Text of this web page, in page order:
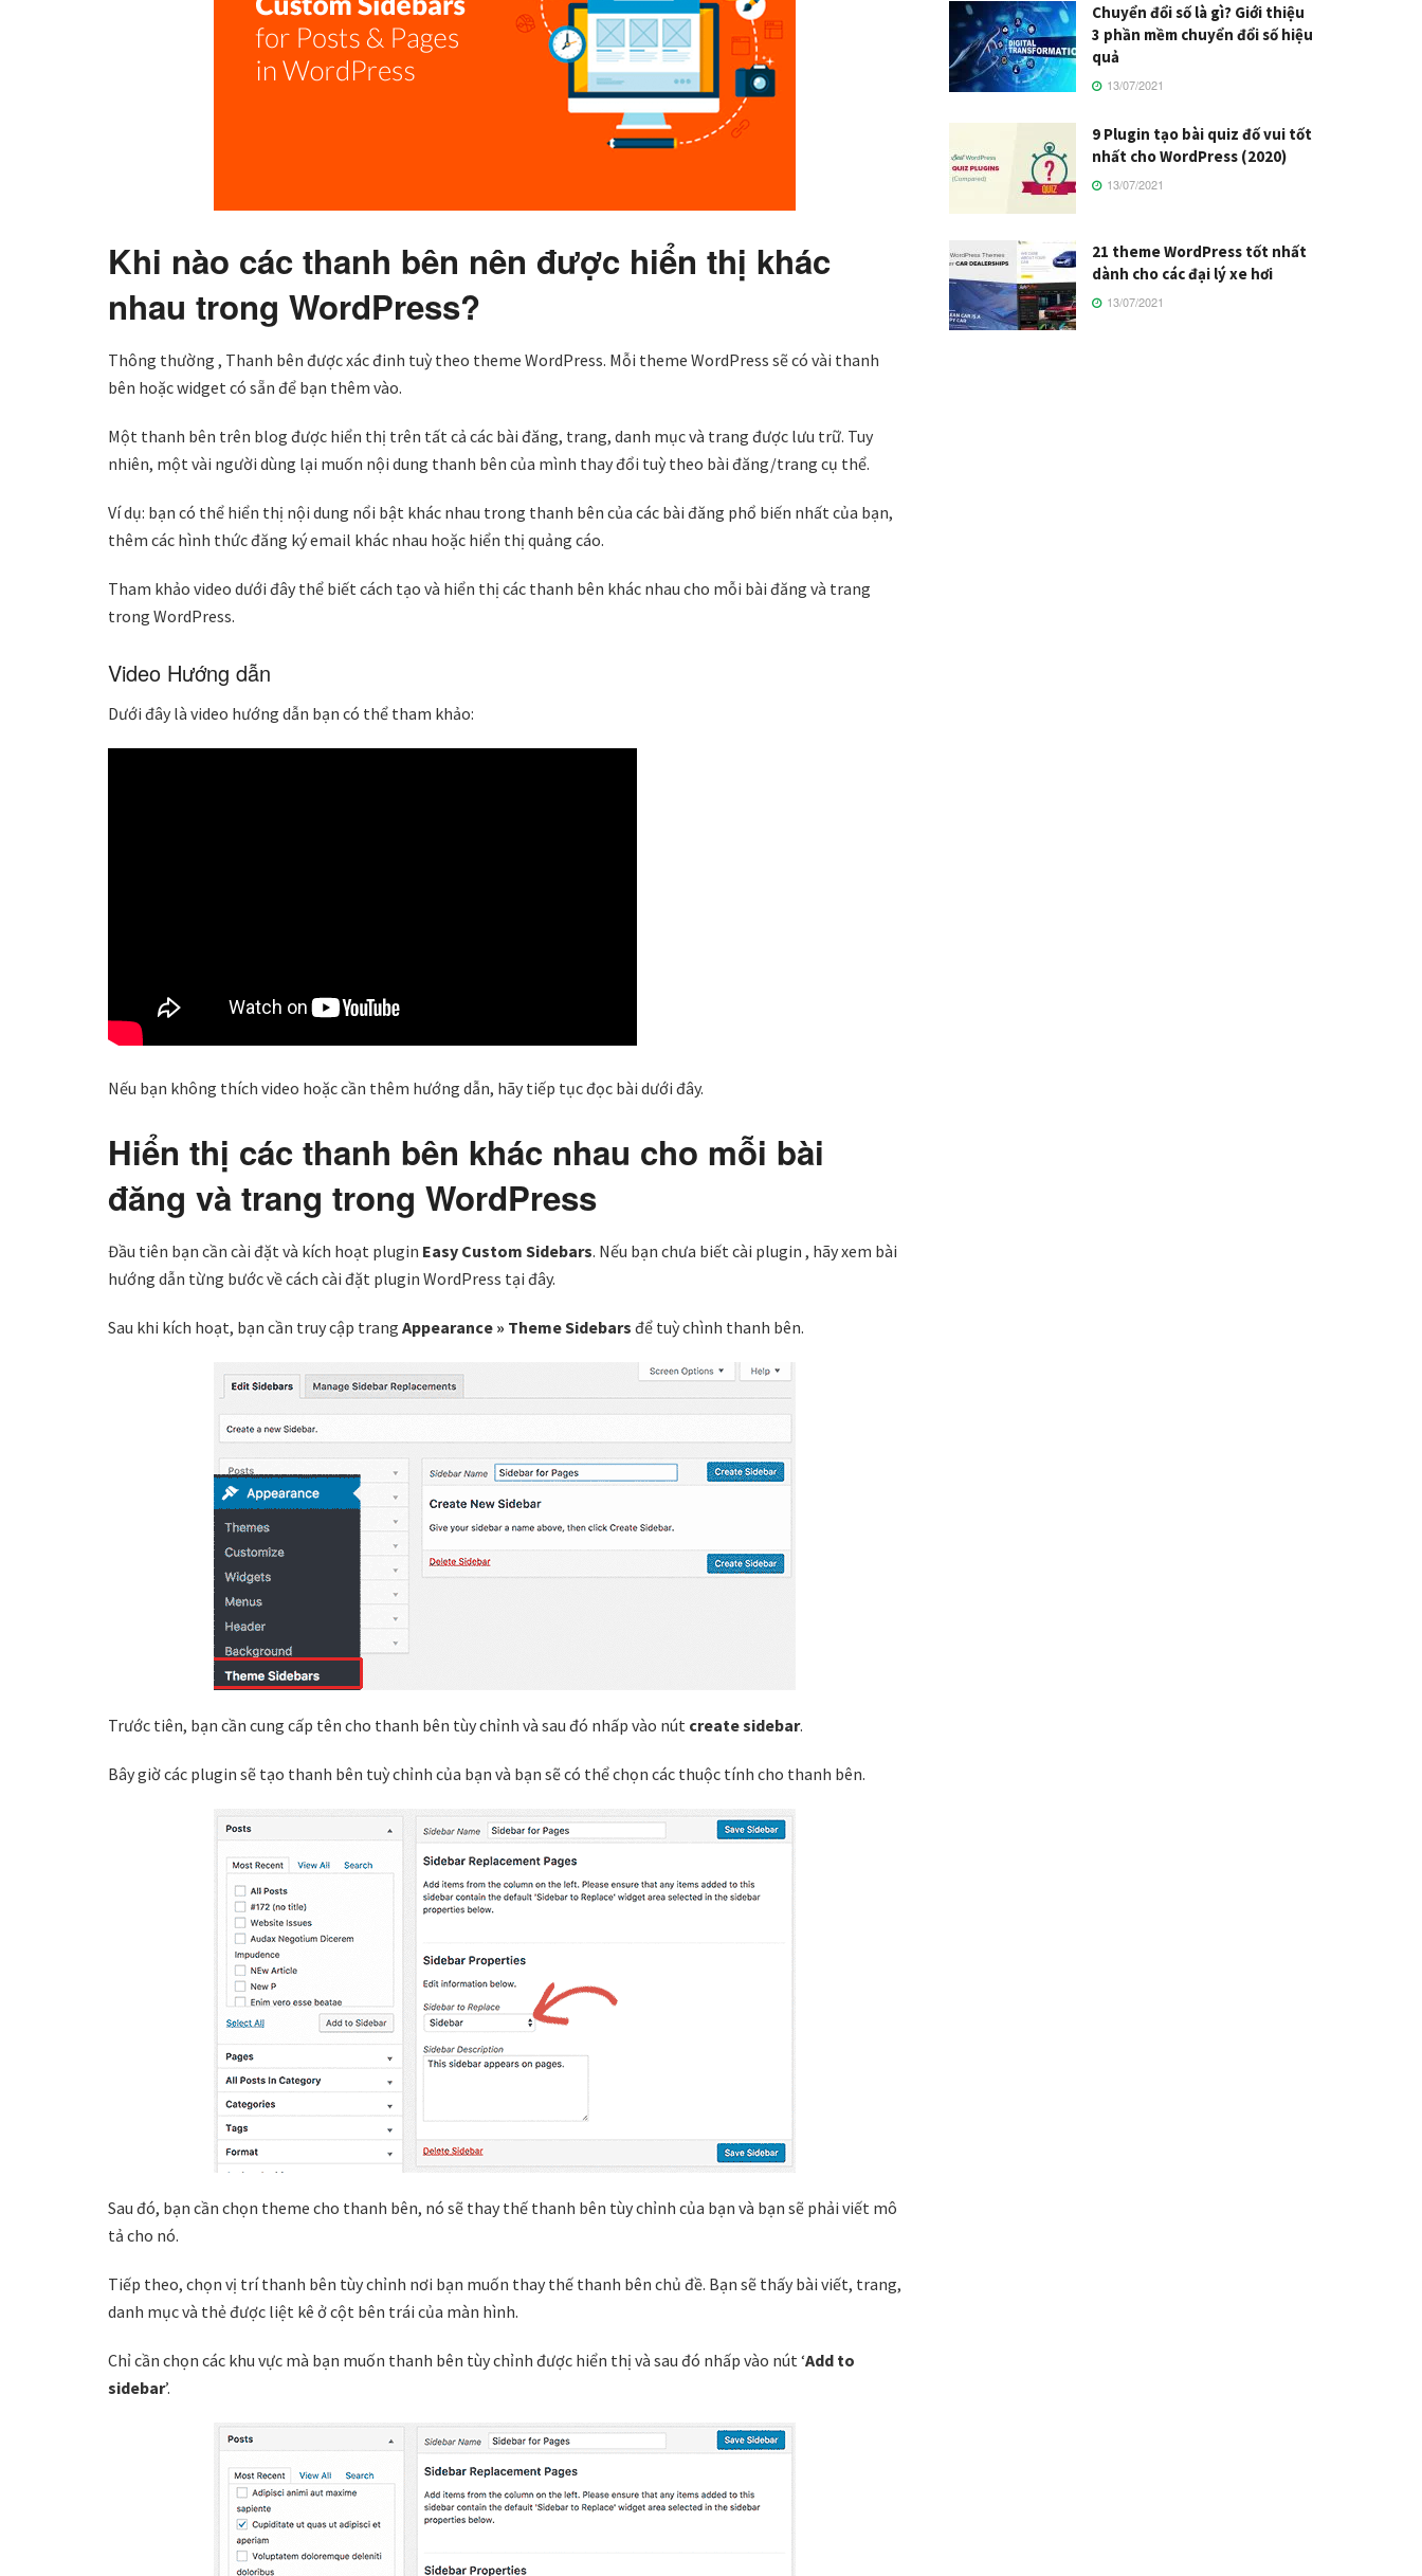
Khi nào các thanh bên nên được hiển thị khác
nhau trong WordPress?
Thông thường , Thanh bên được xác đinh tuỳ theo theme WordPress. Mỗi theme WordPress sẽ có vài thanh
bên hoặc widget có sẵn để bạn thêm vào.
Một thanh bên trên blog được hiển thị trên tất cả các bài đăng, trang, danh mục và trang được lưu trữ. Tuy
nhiên, một vài người dùng lại muốn nội dung thanh bên của mình thay đổi tuỳ theo bài đăng/trang cụ thể.
Ví dụ: bạn có thể hiển thị nội dung nổi bật khác nhau trong thanh bên của các bài đăng phổ biến nhất của bạn,
thêm các hình thức đăng ký email khác nhau hoặc hiển thị quảng cáo.
Tham khảo video dưới đây thể biết cách tạo và hiển thị các thanh bên khác nhau cho mỗi bài đăng và trang
trong WordPress.
Video Hướng dẫn
Dưới đây là video hướng dẫn bạn có thể tham khảo:
Nếu bạn không thích video hoặc cần thêm hướng dẫn, hãy tiếp tục đọc bài dưới đây.
Hiển thị các thanh bên khác nhau cho mỗi bài
đăng và trang trong WordPress
Đầu tiên bạn cần cài đặt và kích hoạt plugin Easy Custom Sidebars. Nếu bạn chưa biết cài plugin , hãy xem bài
hướng dẫn từng bước về cách cài đặt plugin WordPress tại đây.
Sau khi kích hoạt, bạn cần truy cập trang Appearance » Theme Sidebars để tuỳ chình thanh bên.
Trước tiên, bạn cần cung cấp tên cho thanh bên tùy chỉnh và sau đó nhấp vào nút create sidebar.
Bây giờ các plugin sẽ tạo thanh bên tuỳ chỉnh của bạn và bạn sẽ có thể chọn các thuộc tính cho thanh bên.
Sau đó, bạn cần chọn theme cho thanh bên, nó sẽ thay thế thanh bên tùy chỉnh của bạn và bạn sẽ phải viết mô
tả cho nó.
Tiếp theo, chọn vị trí thanh bên tùy chỉnh nơi bạn muốn thay thế thanh bên chủ đề. Bạn sẽ thấy bài viết, trang,
danh mục và thẻ được liệt kê ở cột bên trái của màn hình.
Chỉ cần chọn các khu vực mà bạn muốn thanh bên tùy chỉnh được hiển thị và sau đó nhấp vào nút ‘Add to
sidebar’.
Chuyển đổi số là gì? Giới thiệu
3 phần mềm chuyển đổi số hiệu
quả
13/07/2021
9 Plugin tạo bài quiz đố vui tốt
nhất cho WordPress (2020)
13/07/2021
21 theme WordPress tốt nhất
dành cho các đại lý xe hơi
13/07/2021